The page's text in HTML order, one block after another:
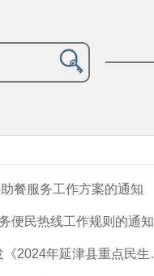
餐服务工作方案的通知
便民热线工作规则的通知
重点民生实事工作方案》的通知